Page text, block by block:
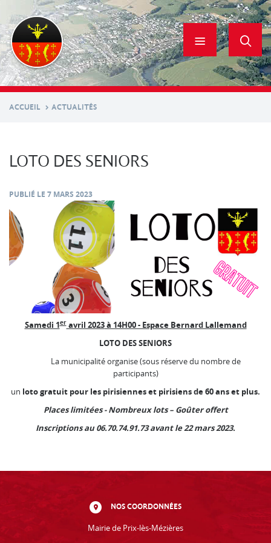
contenu
principal
ACCUEIL ACTUALITÉS
LOTO DES SENIORS
PUBLIÉ LE 7 MARS 2023
Samedi 1eravril 2023à 14H00 - Espace Bernard Lallemand
LOTO DES SENIORS
La municipalité organise (sous réserve du nombre de
participants)
un loto gratuit pour les pirisiennes et pirisiens de 60 ans et plus.
Places limitées - Nombreux lots – Goûter offert
Inscriptions au 06.70.74.91.73 avant le 22 mars 2023.
NOS COORDONNÉES
Mairie de Prix-lès-Mézières